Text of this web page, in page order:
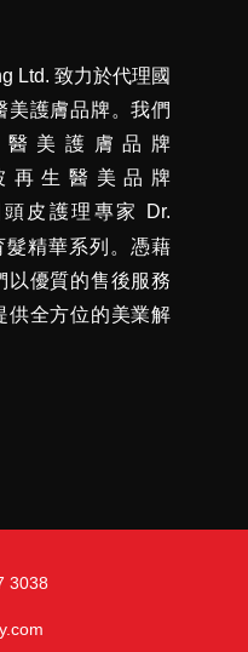
Ltd. 致力於代理國
美護膚品牌。我們
美護膚品牌
再生醫美品牌
頭皮護理專家 Dr.
髮精華系列。憑藉
以優質的售後服務
供全方位的美業解
3038